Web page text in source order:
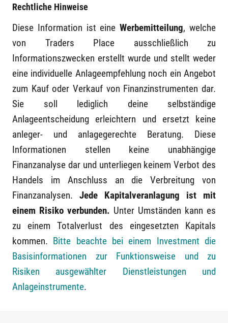
Rechtliche Hinweise
Diese Information ist eineWerbemitteilung, welche
von Traders Place ausschließlich zu
Informationszwecken erstellt wurde und stellt weder
eine individuelle Anlageempfehlung noch ein Angebot
zum Kauf oder Verkauf von Finanzinstrumenten dar.
Sie soll lediglich deine selbständige
Anlageentscheidung erleichtern und ersetzt keine
anleger- und anlagegerechte Beratung. Diese
Informationen stellen keine unabhängige
Finanzanalyse dar und unterliegen keinem Verbot des
Handels im Anschluss an die Verbreitung von
Finanzanalysen. Jede Kapitalveranlagung ist mit
einem Risiko verbunden. Unter Umständen kann es
zu einem Totalverlust des eingesetzten Kapitals
kommen. Bitte beachte bei einem Investment die
Basisinformationen zur Funktionsweise und zu
Risiken ausgewählter Dienstleistungen und
Anlageinstrumente.